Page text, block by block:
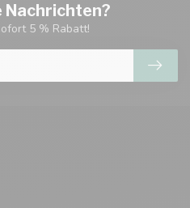
Nachrichten?
5 % Rabatt!